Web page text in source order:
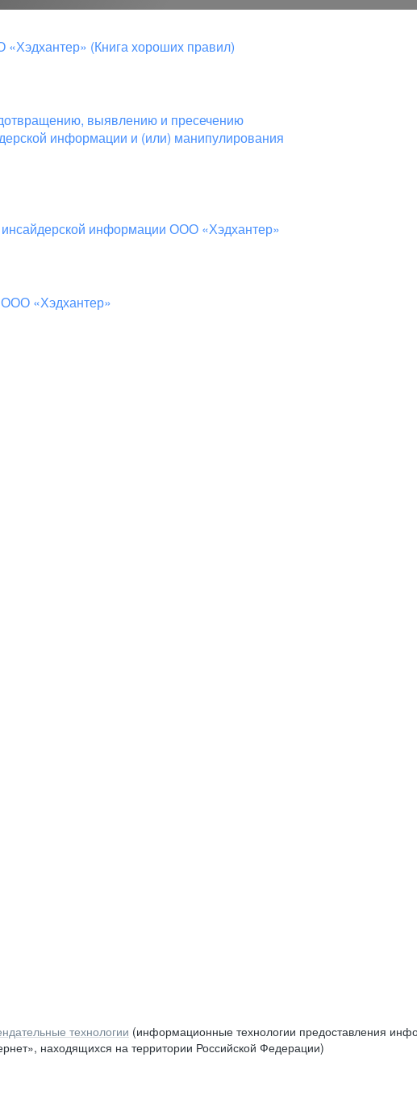
(Книга хороших правил)
выявлению и пресечению
информации и (или) манипулирования
информации ООО «Хэдхантер»
ООО «Хэдхантер»
технологии (информационные технологии предоставления
находящихся на территории Российской Федерации)